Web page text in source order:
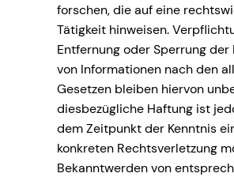
forschen, die auf eine
Tätigkeit hinweisen.
Entfernung oder Sperrung der
von Informationen nach den
Gesetzen bleiben hiervon
diesbezügliche Haftung ist
dem Zeitpunkt der Kenntnis
konkreten Rechtsverletzung
Bekanntwerden von